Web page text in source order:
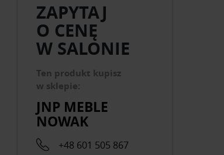
ZAPYTAJ
O CENĘ
W SALONIE
Ten produkt kupisz
w sklepie:
JNP MEBLE
NOWAK
+48 601 505 867